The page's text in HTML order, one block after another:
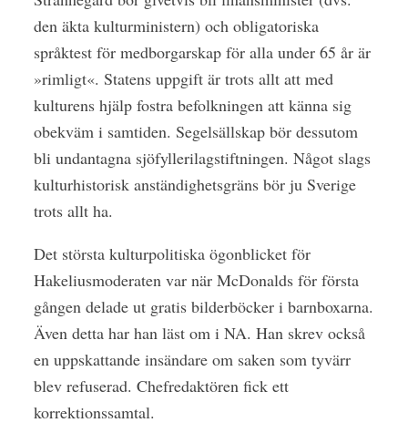
den äkta kulturministern) och obligatoriska
språktest för medborgarskap för alla under 65 år är
»rimligt«. Statens uppgift är trots allt att med
kulturens hjälp fostra befolkningen att känna sig
obekväm i samtiden. Segelsällskap bör dessutom
bli undantagna sjöfyllerilagstiftningen. Något slags
kulturhistorisk anständighetsgräns bör ju Sverige
trots allt ha.
Det största kulturpolitiska ögonblicket för
Hakeliusmoderaten var när McDonalds för första
gången delade ut gratis bilderböcker i barnboxarna.
Även detta har han läst om i NA. Han skrev också
en uppskattande insändare om saken som tyvärr
blev refuserad. Chefredaktören fick ett
korrektionssamtal.